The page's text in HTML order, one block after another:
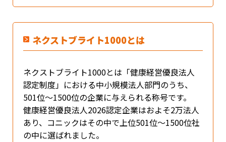
ネクストブライト1000とは
ネクストブライト1000とは「健康経営優良法人
認定制度」における中小規模法人部門のうち、
501位～1500位の企業に与えられる称号です。
健康経営優良法人2026認定企業はおよそ2万法人
あり、コニックはその中で上位501位～1500位社
の中に選ばれました。